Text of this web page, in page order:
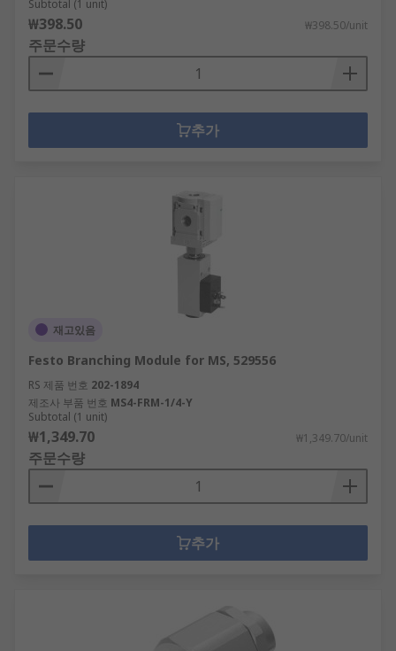
Subtotal (1 unit)
₩398.50 ₩398.50/unit
주문수량
추가
재고있음
Festo Branching Module for MS, 529556
RS 제품 번호 202-1894
제조사 부품 번호 MS4-FRM-1/4-Y
Subtotal (1 unit)
₩1,349.70 ₩1,349.70/unit
주문수량
추가